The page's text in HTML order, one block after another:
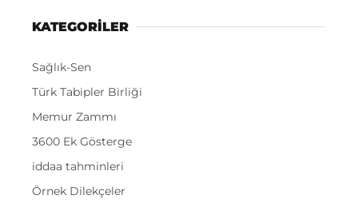
KATEGORİLER
Sağlık-Sen
Türk Tabipler Birliği
Memur Zammı
3600 Ek Gösterge
iddaa tahminleri
Örnek Dilekçeler